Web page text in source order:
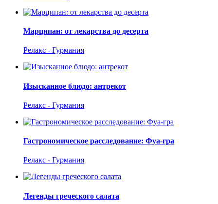
Марципан: от лекарства до десерта
Релакс - Гурмания
Изысканное блюдо: антрекот
Релакс - Гурмания
Гастрономическое расследование: Фуа-гра
Релакс - Гурмания
Легенды греческого салата